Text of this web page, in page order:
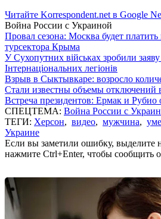
Читайте Korrespondent.net в Google
Война России с Украиной
Провал сезона: Москва будет
турсектора Крыма
У Сухопутних військах зробили заяву
Інтернаціональних легіонів
Взрыв в Сыктывкаре: возросло
Стали известны объемы отключений
Встреча президентов: Ермак и Рубио
СПЕЦТЕМА: Война России с
ТЕГИ: Херсон, видео, мужчина,
Украине
Если вы заметили ошибку, выделите
нажмите Ctrl+Enter, чтобы сообщить